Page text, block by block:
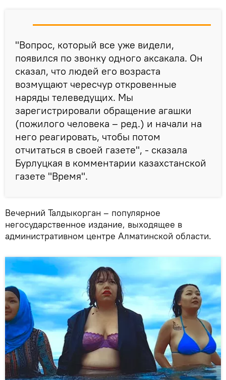
"Вопрос, который все уже видели,
появился по звонку одного аксакала. Он
сказал, что людей его возраста
возмущают чересчур откровенные
наряды телеведущих. Мы
зарегистрировали обращение агашки
(пожилого человека – ред.) и начали на
него реагировать, чтобы потом
отчитаться в своей газете", - сказала
Бурлуцкая в комментарии казахстанской
газете "Время".
Вечерний Талдыкорган – популярное
негосударственное издание, выходящее в
административном центре Алматинской области.